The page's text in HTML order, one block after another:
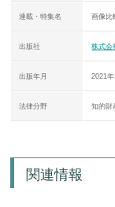
連載・特集名 画像比
出版社 株式会
出版年月 2021年
法律分野 知的財
関連情報